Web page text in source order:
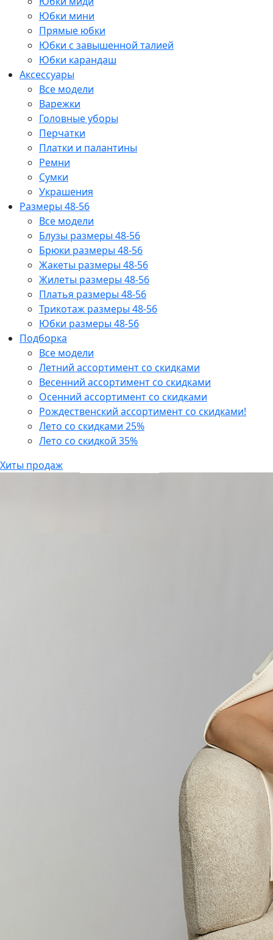
Юбки мини
Прямые юбки
Юбки с завышенной талией
Юбки карандаш
Аксессуары
Все модели
Варежки
Головные уборы
Перчатки
Платки и палантины
Ремни
Сумки
Украшения
Размеры 48-56
Все модели
Блузы размеры 48-56
Брюки размеры 48-56
Жакеты размеры 48-56
Жилеты размеры 48-56
Платья размеры 48-56
Трикотаж размеры 48-56
Юбки размеры 48-56
Подборка
Все модели
Летний ассортимент со скидками
Весенний ассортимент со скидками
Осенний ассортимент со скидками
Рождественский ассортимент со скидками!
Лето со скидками 25%
Лето со скидкой 35%
Хиты продаж